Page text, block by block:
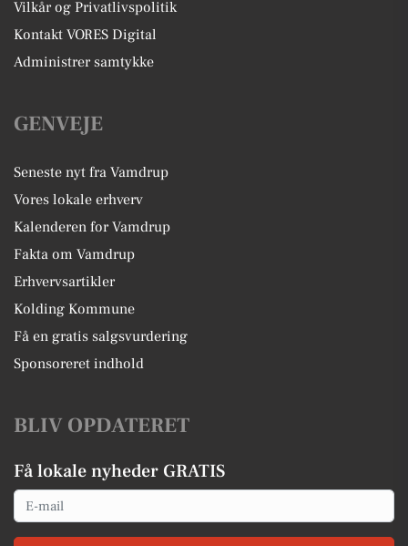
Vilkår og Privatlivspolitik
Kontakt VORES Digital
Administrer samtykke
GENVEJE
Seneste nyt fra Vamdrup
Vores lokale erhverv
Kalenderen for Vamdrup
Fakta om Vamdrup
Erhvervsartikler
Kolding Kommune
Få en gratis salgsvurdering
Sponsoreret indhold
BLIV OPDATERET
Få lokale nyheder GRATIS
Email